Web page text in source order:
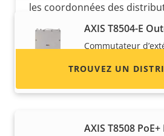
AXIS T8504-E
Commutateur
AXIS T8508
les coordonnées des
et de systèmes
TROUVEZ UN